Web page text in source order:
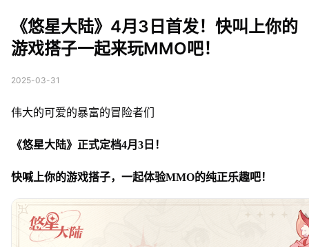
《悠星大陆》4月3日首发！快叫上你的
游戏搭子一起来玩MMO吧！
2025-03-31
伟大的可爱的暴富的冒险者们
《悠星大陆》正式定档4月3日！
快喊上你的游戏搭子，一起体验MMO的纯正乐趣吧！